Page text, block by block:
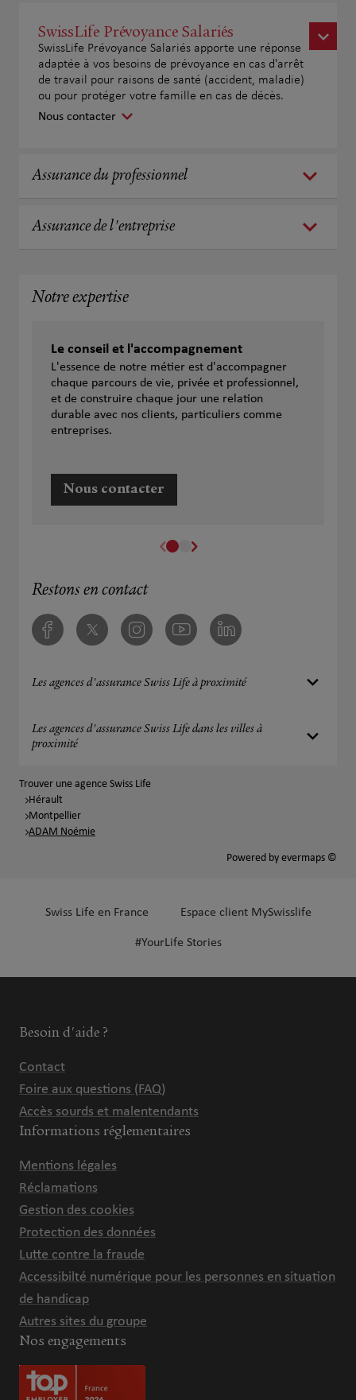
SwissLife Prévoyance Salariés
SwissLife Prévoyance Salariés apporte une réponse
adaptée à vos besoins de prévoyance en cas d'arrêt
de travail pour raisons de santé (accident, maladie)
ou pour protéger votre famille en cas de décès.
Nous contacter
Assurance du professionnel
Assurance de l'entreprise
Notre expertise
Le conseil et l'accompagnement
L'essence de notre métier est d'accompagner
chaque parcours de vie, privée et professionnel,
et de construire chaque jour une relation
durable avec nos clients, particuliers comme
entreprises.
Nous contacter
Restons en contact
FacebookTwitter InstagramYoutube Linkedin
Les agences d'assurance Swiss Life à proximité
Les agences d'assurance Swiss Life dans les villes à
proximité
Trouver une agence Swiss Life
Hérault
Montpellier
ADAM Noémie
Powered by evermaps ©
Swiss Life en France Espace client MySwisslife
#YourLife Stories
Besoin d'aide ?
Contact
Foire aux questions (FAQ)
Accès sourds et malentendants
Informations réglementaires
Mentions légales
Réclamations
Gestion des cookies
Protection des données
Lutte contre la fraude
Accessibilté numérique pour les personnes en situation
de handicap
Autres sites du groupe
Nos engagements